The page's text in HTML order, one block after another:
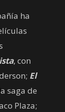
ha
, con
El
saga de
Plaza;